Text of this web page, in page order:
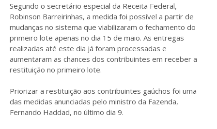
Segundo o secretário especial da Receita Federal,
Robinson Barreirinhas, a medida foi possível a partir de
mudanças no sistema que viabilizaram o fechamento do
primeiro lote apenas no dia 15 de maio. As entregas
realizadas até este dia já foram processadas e
aumentaram as chances dos contribuintes em receber a
restituição no primeiro lote.
Priorizar a restituição aos contribuintes gaúchos foi uma
das medidas anunciadas pelo ministro da Fazenda,
Fernando Haddad, no último dia 9.